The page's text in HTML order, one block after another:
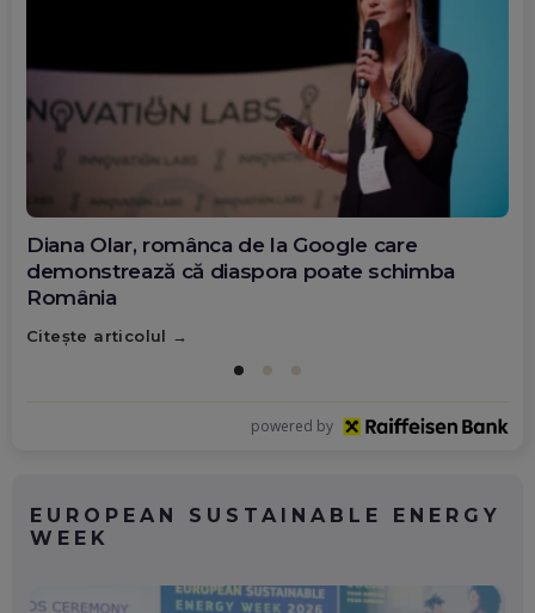
Diana Olar, românca de la Google care
demonstrează că diaspora poate schimba
România
Citește articolul
powered by
EUROPEAN SUSTAINABLE ENERGY
WEEK